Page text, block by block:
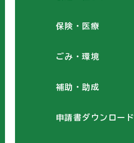
保険・医療
ごみ・環境
補助・助成
申請書ダウンロード